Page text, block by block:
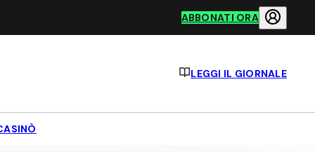
ABBONATI ORA
LEGGI IL GIORNALE